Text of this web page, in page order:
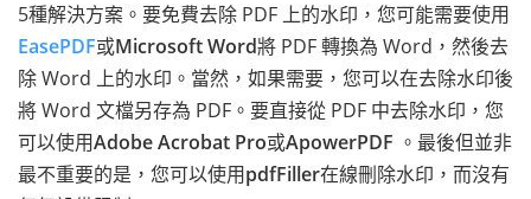
5種解決方案。要免費去除 PDF 上的水印，您可能需要使用
EasePDF或Microsoft Word將 PDF 轉換為 Word，然後去
除 Word 上的水印。當然，如果需要，您可以在去除水印後
將 Word 文檔另存為 PDF。要直接從 PDF 中去除水印，您
可以使用Adobe Acrobat Pro或ApowerPDF 。最後但並非
最不重要的是，您可以使用pdfFiller在線刪除水印，而沒有